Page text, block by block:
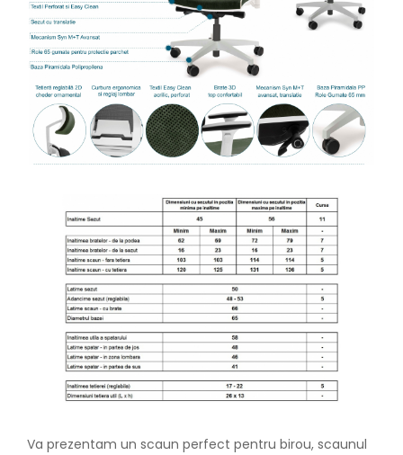
Va prezentam un scaun perfect pentru birou, scaunul